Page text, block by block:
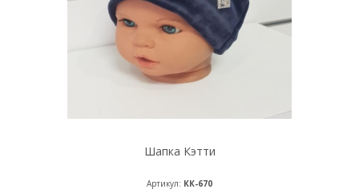
Шапка Кэтти
Артикул: КК-670